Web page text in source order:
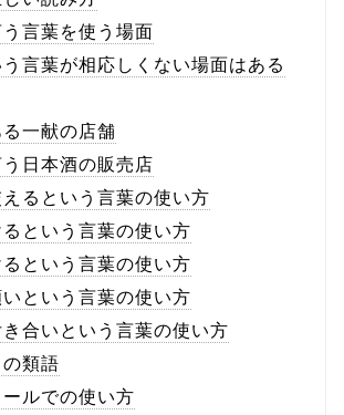
言葉を使う場面
言葉が相応しくない場面はある
一献の店舗
日本酒の販売店
るという言葉の使い方
という言葉の使い方
という言葉の使い方
という言葉の使い方
合いという言葉の使い方
の類語
ルでの使い方